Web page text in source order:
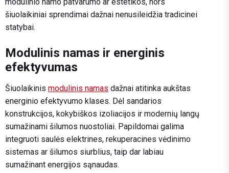
šiuolaikiniai sprendimai dažnai nenusileidžia tradicinei
statybai.
Modulinis namas ir energinis
efektyvumas
Šiuolaikinis modulinis namas dažnai atitinka aukštas
energinio efektyvumo klases. Dėl sandarios
konstrukcijos, kokybiškos izoliacijos ir modernių langų
sumažinami šilumos nuostoliai. Papildomai galima
integruoti saulės elektrines, rekuperacines vėdinimo
sistemas ar šilumos siurblius, taip dar labiau
sumažinant energijos sąnaudas.